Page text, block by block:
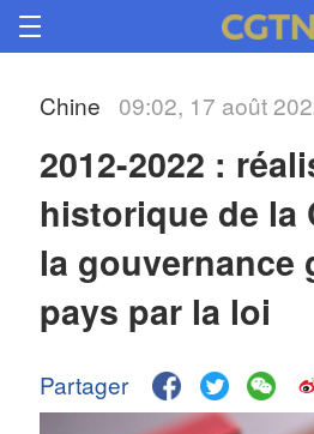
Chine 09:02, 17 août
2012-2022 :
historique de la
la gouvernance
pays par la loi
Partager